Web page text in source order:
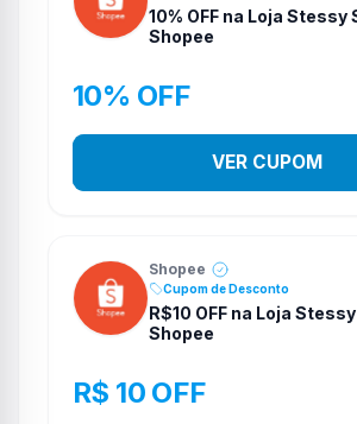
10% OFF na Loja Stessy
Shopee
10% OFF
VER CUPOM
Shopee
Cupom de Desconto
R$10 OFF na Loja
Shopee
R$ 10 OFF